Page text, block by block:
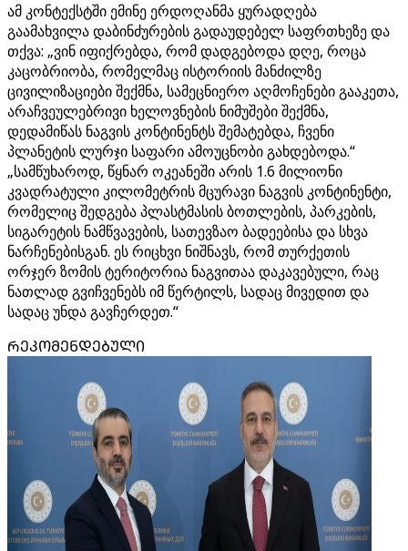
ამ კონტექსტში ემინე ერდოღანმა ყურადღება
გაამახვილა დაბინძურების გადაუდებელ საფრთხეზე და
თქვა: „ვინ იფიქრებდა, რომ დადგებოდა დღე, როცა
კაცობრიობა, რომელმაც ისტორიის მანძილზე
ცივილიზაციები შექმნა, სამეცნიერო აღმოჩენები გააკეთა,
არაჩვეულებრივი ხელოვნების ნიმუშები შექმნა,
დედამიწას ნაგვის კონტინენტს შემატებდა, ჩვენი
პლანეტის ლურჯი საფარი ამოუცნობი გახდებოდა.“
„სამწუხაროდ, წყნარ ოკეანეში არის 1.6 მილიონი
კვადრატული კილომეტრის მცურავი ნაგვის კონტინენტი,
რომელიც შედგება პლასტმასის ბოთლების, პარკების,
სიგარეტის ნამწვავების, სათევზაო ბადეებისა და სხვა
ნარჩენებისგან. ეს რიცხვი ნიშნავს, რომ თურქეთის
ორჯერ ზომის ტერიტორია ნაგვითაა დაკავებული, რაც
ნათლად გვიჩვენებს იმ წერტილს, სადაც მივედით და
სადაც უნდა გავჩერდეთ.“
ᲠᲔᲙᲝᲛᲔᲜᲓᲔᲑᲣᲚᲘ